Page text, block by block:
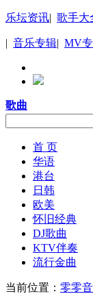
乐坛资讯| 歌手大
| 音乐专辑| MV
歌曲
首 页
华语
港台
日韩
欧美
怀旧经典
DJ歌曲
KTV伴奏
流行金曲
当前位置： 零零